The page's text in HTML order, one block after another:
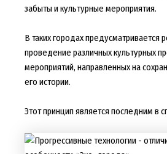
забыты и культурные мероприятия.
В таких городах предусматривается
проведение различных культурных
мероприятий, направленных на
его истории.
Этот принцип является последним в